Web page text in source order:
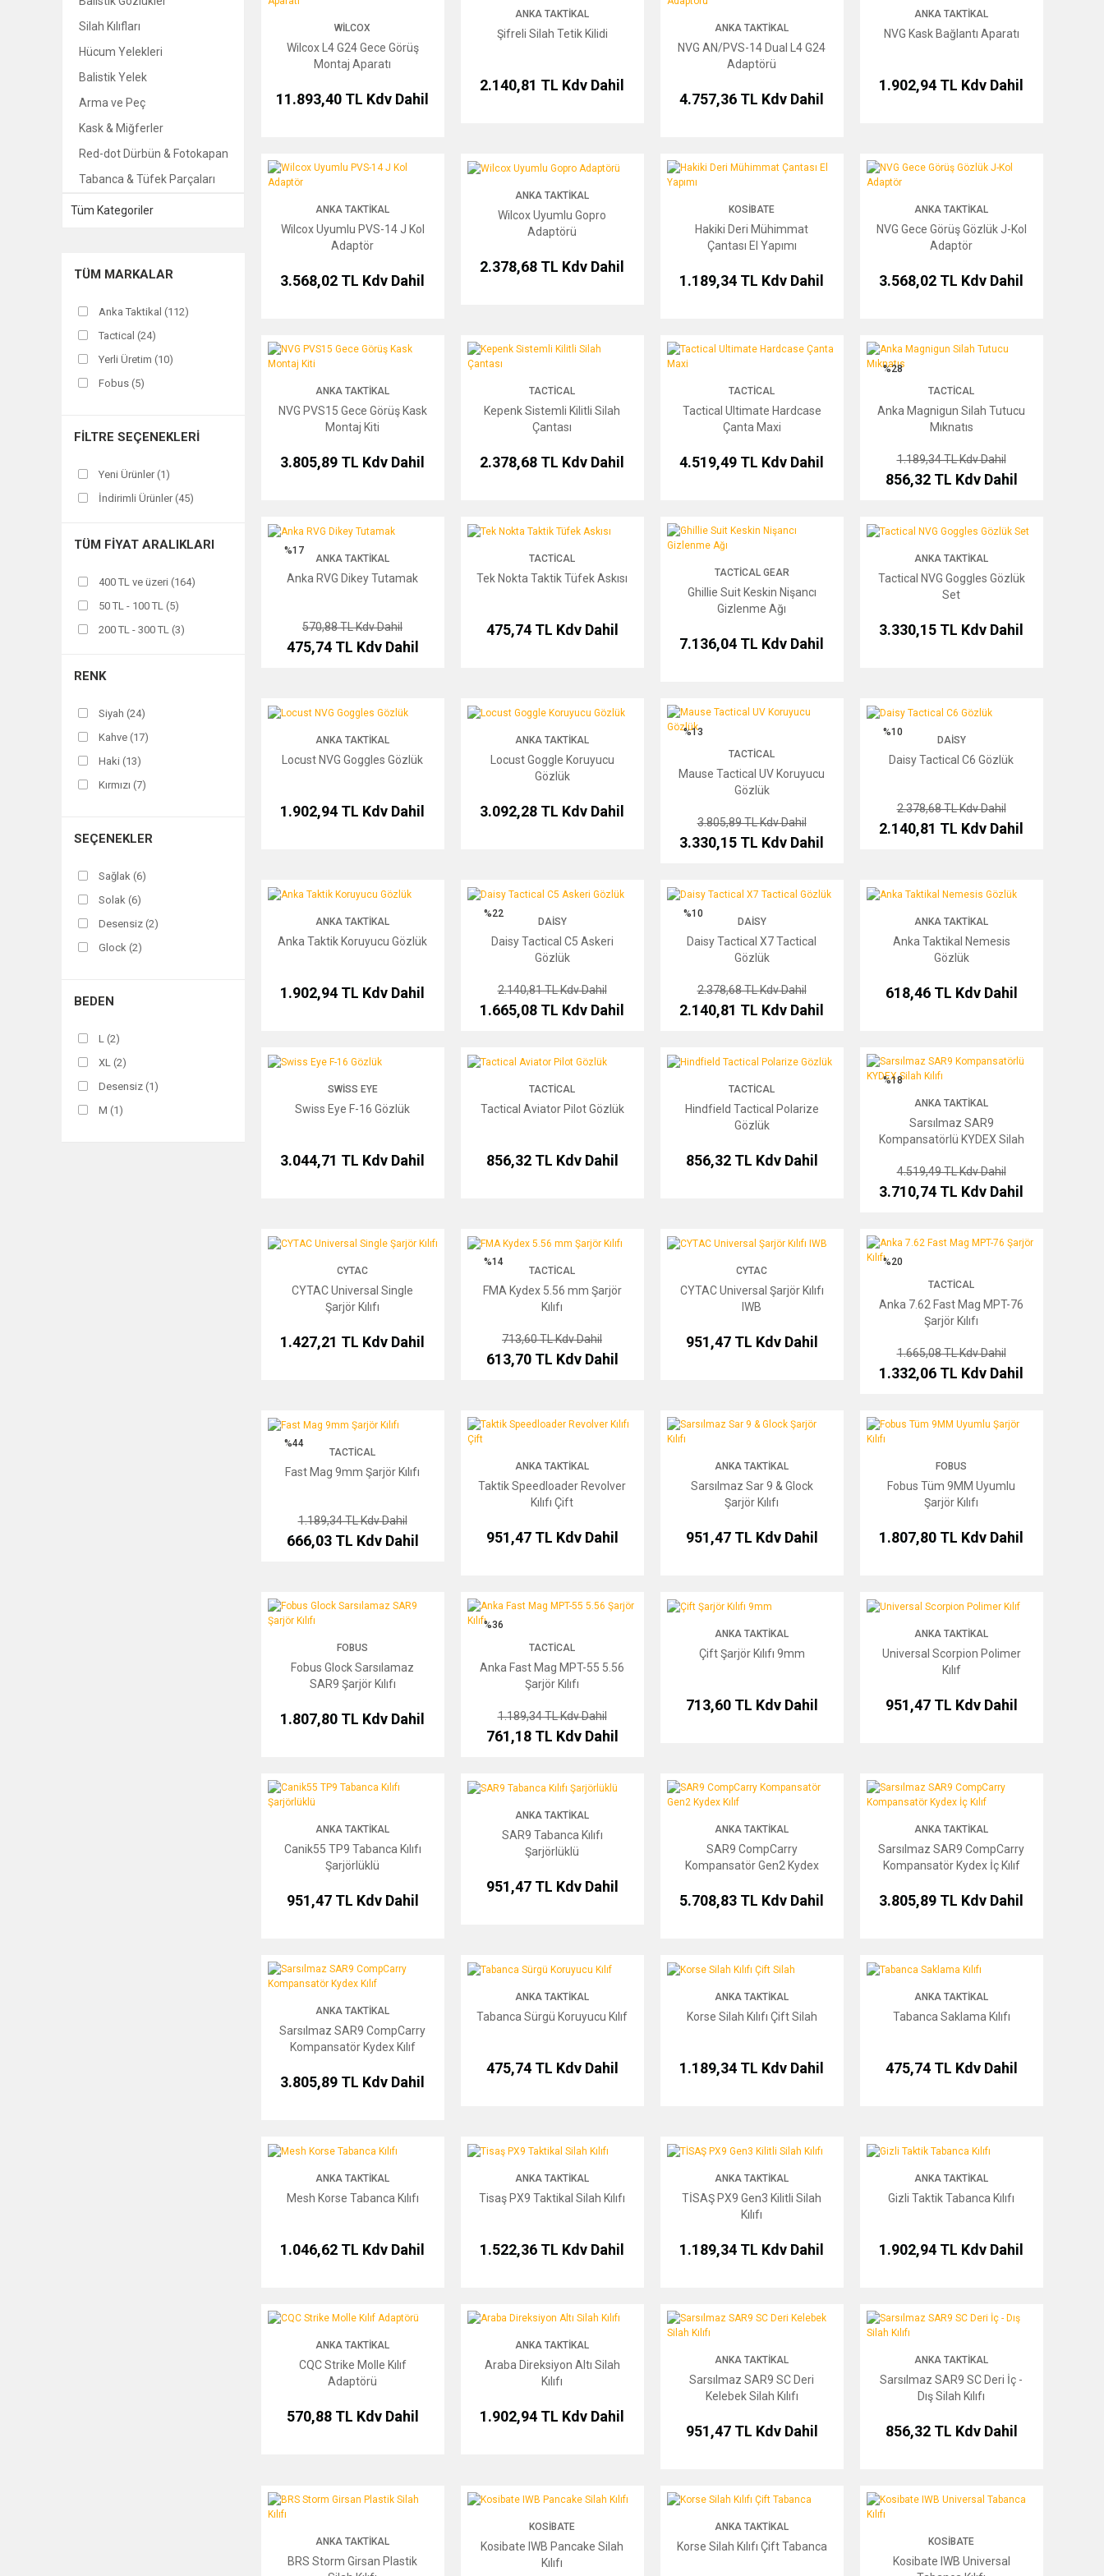
Silah Kılıfları
Hücum Yelekleri
Balistik Yelek
Arma ve Peç
Kask & Miğferler
Red-dot Dürbün & Fotokapan
Tabanca & Tüfek Parçaları
Tüm Kategoriler
TÜM MARKALAR
Anka Taktikal (112)
Tactical (24)
Yerli Üretim (10)
Fobus (5)
Daisy (3)
Bushnell (2)
Cytac (2)
Swiss Eye (1)
FILTRE SEÇENEKLERI
Yeni Ürünler (1)
İndirimli Ürünler (45)
TÜM FIYAT ARALIKLARI
400 TL ve üzeri (164)
50 TL - 100 TL (5)
200 TL - 300 TL (3)
RENK
Siyah (24)
Kahve (17)
Haki (13)
Kırmızı (7)
Gri (5)
Bronz (3)
Çöl (3)
Gold (2)
A (1)
GEN 1/2/3/4 (1)
Kum (1)
Mavi (1)
Rose Gold (1)
Sarı (1)
SEÇENEKLER
Sağlak (6)
Solak (6)
Desensiz (2)
Glock (2)
Punisher (2)
Yavuz 16 Compact (2)
Alüminyum (1)
Beretta (1)
Beretta F92/96 (1)
BEDEN
L (2)
XL (2)
Desensiz (1)
M (1)
WILCOX
Wilcox L4 G24 Gece Görüş
Montaj Aparatı
11.893,40 TL Kdv Dahil
ANKA TAKTIKAL
Şifreli Silah Tetik Kilidi
2.140,81 TL Kdv Dahil
ANKA TAKTIKAL
NVG AN/PVS-14 Dual L4 G24
Adaptörü
4.757,36 TL Kdv Dahil
ANKA TAKTIKAL
NVG Kask Bağlantı Aparatı
1.902,94 TL Kdv Dahil
Wilcox Uyumlu PVS-14 J Kol Adaptör
ANKA TAKTIKAL
Wilcox Uyumlu PVS-14 J Kol
Adaptör
3.568,02 TL Kdv Dahil
Wilcox Uyumlu Gopro Adaptörü
ANKA TAKTIKAL
Wilcox Uyumlu Gopro
Adaptörü
2.378,68 TL Kdv Dahil
Hakiki Deri Mühimmat Çantası El Yapımı
KOSIBATE
Hakiki Deri Mühimmat
Çantası El Yapımı
1.189,34 TL Kdv Dahil
NVG Gece Görüş Gözlük J-Kol Adaptör
ANKA TAKTIKAL
NVG Gece Görüş Gözlük J-Kol
Adaptör
3.568,02 TL Kdv Dahil
NVG PVS15 Gece Görüş Kask Montaj Kiti
ANKA TAKTIKAL
NVG PVS15 Gece Görüş Kask
Montaj Kiti
3.805,89 TL Kdv Dahil
Kepenk Sistemli Kilitli Silah Çantası
TACTICAL
Kepenk Sistemli Kilitli Silah
Çantası
2.378,68 TL Kdv Dahil
Tactical Ultimate Hardcase Çanta Maxi
TACTICAL
Tactical Ultimate Hardcase
Çanta Maxi
4.519,49 TL Kdv Dahil
Anka Magnigun Silah Tutucu Mıknatıs
%28
TACTICAL
Anka Magnigun Silah Tutucu
Mıknatıs
1.189,34 TLKdv Dahil
856,32 TL Kdv Dahil
Anka RVG Dikey Tutamak
%17
ANKA TAKTIKAL
Anka RVG Dikey Tutamak
570,88 TLKdv Dahil
475,74 TL Kdv Dahil
Tek Nokta Taktik Tüfek Askısı
TACTICAL
Tek Nokta Taktik Tüfek Askısı
475,74 TL Kdv Dahil
Ghillie Suit Keskin Nişancı Gizlenme Ağı
TACTICAL GEAR
Ghillie Suit Keskin Nişancı
Gizlenme Ağı
7.136,04 TL Kdv Dahil
Tactical NVG Goggles Gözlük Set
ANKA TAKTIKAL
Tactical NVG Goggles Gözlük
Set
3.330,15 TL Kdv Dahil
Locust NVG Goggles Gözlük
ANKA TAKTIKAL
Locust NVG Goggles Gözlük
1.902,94 TL Kdv Dahil
Locust Goggle Koruyucu Gözlük
ANKA TAKTIKAL
Locust Goggle Koruyucu
Gözlük
3.092,28 TL Kdv Dahil
Mause Tactical UV Koruyucu Gözlük
%13
TACTICAL
Mause Tactical UV Koruyucu
Gözlük
3.805,89 TLKdv Dahil
3.330,15 TL Kdv Dahil
Daisy Tactical C6 Gözlük
%10
DAISY
Daisy Tactical C6 Gözlük
2.378,68 TLKdv Dahil
2.140,81 TL Kdv Dahil
Anka Taktik Koruyucu Gözlük
ANKA TAKTIKAL
Anka Taktik Koruyucu Gözlük
1.902,94 TL Kdv Dahil
Daisy Tactical C5 Askeri Gözlük
%22
DAISY
Daisy Tactical C5 Askeri
Gözlük
2.140,81 TLKdv Dahil
1.665,08 TL Kdv Dahil
Daisy Tactical X7 Tactical Gözlük
%10
DAISY
Daisy Tactical X7 Tactical
Gözlük
2.378,68 TLKdv Dahil
2.140,81 TL Kdv Dahil
Anka Taktikal Nemesis Gözlük
ANKA TAKTIKAL
Anka Taktikal Nemesis
Gözlük
618,46 TL Kdv Dahil
Swiss Eye F-16 Gözlük
SWISS EYE
Swiss Eye F-16 Gözlük
3.044,71 TL Kdv Dahil
Tactical Aviator Pilot Gözlük
TACTICAL
Tactical Aviator Pilot Gözlük
856,32 TL Kdv Dahil
Hindfield Tactical Polarize Gözlük
TACTICAL
Hindfield Tactical Polarize
Gözlük
856,32 TL Kdv Dahil
Sarsılmaz SAR9 Kompansatörlü KYDEX Silah Kılıfı
%18
ANKA TAKTIKAL
Sarsılmaz SAR9
Kompansatörlü KYDEX Silah
4.519,49 TLKdv Dahil
3.710,74 TL Kdv Dahil
CYTAC Universal Single Şarjör Kılıfı
CYTAC
CYTAC Universal Single
Şarjör Kılıfı
1.427,21 TL Kdv Dahil
FMA Kydex 5.56 mm Şarjör Kılıfı
%14
TACTICAL
FMA Kydex 5.56 mm Şarjör
Kılıfı
713,60 TLKdv Dahil
613,70 TL Kdv Dahil
CYTAC Universal Şarjör Kılıfı IWB
CYTAC
CYTAC Universal Şarjör Kılıfı
IWB
951,47 TL Kdv Dahil
Anka 7.62 Fast Mag MPT-76 Şarjör Kılıfı
%20
TACTICAL
Anka 7.62 Fast Mag MPT-76
Şarjör Kılıfı
1.665,08 TLKdv Dahil
1.332,06 TL Kdv Dahil
Fast Mag 9mm Şarjör Kılıfı
%44
TACTICAL
Fast Mag 9mm Şarjör Kılıfı
1.189,34 TLKdv Dahil
666,03 TL Kdv Dahil
Taktik Speedloader Revolver Kılıfı Çift
ANKA TAKTIKAL
Taktik Speedloader Revolver
Kılıfı Çift
951,47 TL Kdv Dahil
Sarsılmaz Sar 9 & Glock Şarjör Kılıfı
ANKA TAKTIKAL
Sarsılmaz Sar 9 & Glock
Şarjör Kılıfı
951,47 TL Kdv Dahil
Fobus Tüm 9MM Uyumlu Şarjör Kılıfı
FOBUS
Fobus Tüm 9MM Uyumlu
Şarjör Kılıfı
1.807,80 TL Kdv Dahil
Fobus Glock Sarsılamaz SAR9 Şarjör Kılıfı
FOBUS
Fobus Glock Sarsılamaz
SAR9 Şarjör Kılıfı
1.807,80 TL Kdv Dahil
Anka Fast Mag MPT-55 5.56 Şarjör Kılıfı
%36
TACTICAL
Anka Fast Mag MPT-55 5.56
Şarjör Kılıfı
1.189,34 TLKdv Dahil
761,18 TL Kdv Dahil
Çift Şarjör Kılıfı 9mm
ANKA TAKTIKAL
Çift Şarjör Kılıfı 9mm
713,60 TL Kdv Dahil
Universal Scorpion Polimer Kılıf
ANKA TAKTIKAL
Universal Scorpion Polimer
Kılıf
951,47 TL Kdv Dahil
Canik55 TP9 Tabanca Kılıfı Şarjörlüklü
ANKA TAKTIKAL
Canik55 TP9 Tabanca Kılıfı
Şarjörlüklü
951,47 TL Kdv Dahil
SAR9 Tabanca Kılıfı Şarjörlüklü
ANKA TAKTIKAL
SAR9 Tabanca Kılıfı
Şarjörlüklü
951,47 TL Kdv Dahil
SAR9 CompCarry Kompansatör Gen2 Kydex Kılıf
ANKA TAKTIKAL
SAR9 CompCarry
Kompansatör Gen2 Kydex
5.708,83 TL Kdv Dahil
Sarsılmaz SAR9 CompCarry Kompansatör Kydex İç
ANKA TAKTIKAL
Sarsılmaz SAR9 CompCarry
Kompansatör Kydex İç Kılıf
3.805,89 TL Kdv Dahil
Sarsılmaz SAR9 CompCarry Kompansatör Kydex Kılıf
ANKA TAKTIKAL
Sarsılmaz SAR9 CompCarry
Kompansatör Kydex Kılıf
3.805,89 TL Kdv Dahil
Tabanca Sürgü Koruyucu Kılıf
ANKA TAKTIKAL
Tabanca Sürgü Koruyucu Kılıf
475,74 TL Kdv Dahil
Korse Silah Kılıfı Çift Silah
ANKA TAKTIKAL
Korse Silah Kılıfı Çift Silah
1.189,34 TL Kdv Dahil
Tabanca Saklama Kılıfı
ANKA TAKTIKAL
Tabanca Saklama Kılıfı
475,74 TL Kdv Dahil
Mesh Korse Tabanca Kılıfı
ANKA TAKTIKAL
Mesh Korse Tabanca Kılıfı
1.046,62 TL Kdv Dahil
Tisaş PX9 Taktikal Silah Kılıfı
ANKA TAKTIKAL
Tisaş PX9 Taktikal Silah Kılıfı
1.522,36 TL Kdv Dahil
TİSAŞ PX9 Gen3 Kilitli Silah Kılıfı
ANKA TAKTIKAL
TİSAŞ PX9 Gen3 Kilitli Silah
Kılıfı
1.189,34 TL Kdv Dahil
Gizli Taktik Tabanca Kılıfı
ANKA TAKTIKAL
Gizli Taktik Tabanca Kılıfı
1.902,94 TL Kdv Dahil
CQC Strike Molle Kılıf Adaptörü
ANKA TAKTIKAL
CQC Strike Molle Kılıf
Adaptörü
570,88 TL Kdv Dahil
Araba Direksiyon Altı Silah Kılıfı
ANKA TAKTIKAL
Araba Direksiyon Altı Silah
Kılıfı
1.902,94 TL Kdv Dahil
Sarsılmaz SAR9 SC Deri Kelebek Silah Kılıfı
ANKA TAKTIKAL
Sarsılmaz SAR9 SC Deri
Kelebek Silah Kılıfı
951,47 TL Kdv Dahil
Sarsılmaz SAR9 SC Deri İç - Dış Silah Kılıfı
ANKA TAKTIKAL
Sarsılmaz SAR9 SC Deri İç -
Dış Silah Kılıfı
856,32 TL Kdv Dahil
BRS Storm Girsan Plastik Silah Kılıfı
ANKA TAKTIKAL
BRS Storm Girsan Plastik
Kosibate IWB Pancake Silah Kılıfı
KOSIBATE
Kosibate IWB Pancake Silah
Kılıfı
Korse Silah Kılıfı Çift Tabanca
ANKA TAKTIKAL
Korse Silah Kılıfı Çift Tabanca
Kosibate IWB Universal Tabanca Kılıfı
KOSIBATE
Kosibate IWB Universal